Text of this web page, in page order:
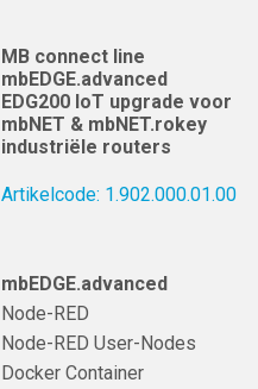
MB connect line
mbEDGE.advanced
EDG200 IoT upgrade voor
mbNET & mbNET.rokey
industriële routers
Artikelcode: 1.902.000.01.00
mbEDGE.advanced
Node-RED
Node-RED User-Nodes
Docker Container